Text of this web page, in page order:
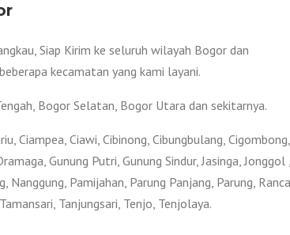
Siap Kirim ke seluruh wilayah Bogor dan
kecamatan yang kami layani.
Bogor Selatan, Bogor Utara dan sekitarnya.
Ciampea, Ciawi, Cibinong, Cibungbulang, Cigombong,
Gunung Putri, Gunung Sindur, Jasinga, Jonggol ,
Pamijahan, Parung Panjang, Parung, Ranca
Tanjungsari, Tenjo, Tenjolaya.